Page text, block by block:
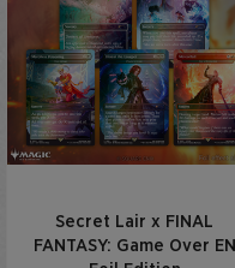
Secret Lair x FINAL
FANTASY: Game Over EN